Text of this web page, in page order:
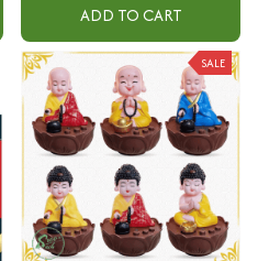
ADD TO CART
SALE